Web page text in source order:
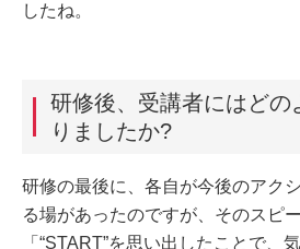
したね。
研修後、受講者にはどの
りましたか?
研修の最後に、各自が今後のアク
る場があったのですが、そのスピ
「“START”を思い出したことで、